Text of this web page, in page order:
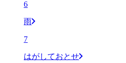
6
雨
7
はがしておとせ